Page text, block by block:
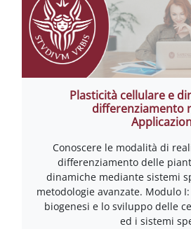
Plasticità cellulare e
differenziamento
Conoscere le modalità di
differenziamento delle
dinamiche mediante sistemi
metodologie avanzate. Modulo
biogenesi e lo sviluppo delle
ed i sistemi